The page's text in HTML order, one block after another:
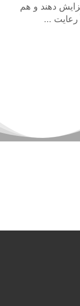
دهند و هم
رعایت ...